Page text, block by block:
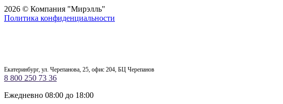
2026 © Компания "Мирэлль"
Политика конфиденциальности
Екатеринбург, ул. Черепанова, 25, офис 204, БЦ Черепанов
8 800 250 73 36
Ежедневно 08:00 до 18:00